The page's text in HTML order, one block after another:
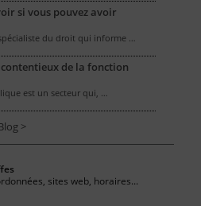
si vous pouvez avoir
du droit qui informe …
de la fonction
est un secteur qui, …
>
sites web, horaires...